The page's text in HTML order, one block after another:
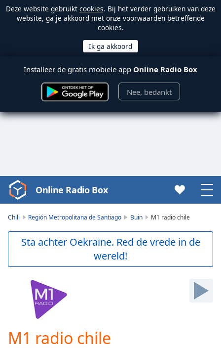
Deze website gebruikt cookies. Bij het verder gebruiken van deze
website, ga je akkoord met onze voorwaarden betreffende
cookies.
Installeer de gratis mobiele app Online Radio Box
Nee, bedankt
Video
Player
Skip
Online Radio Box
Chili Región Metropolitana de Santiago Buin M1 radio chile
Sta achter Oekraïne. Red de vrede in de
wereld!
M1 radio chile